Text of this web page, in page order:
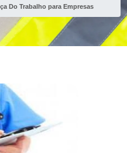
Do Trabalho para Empresas